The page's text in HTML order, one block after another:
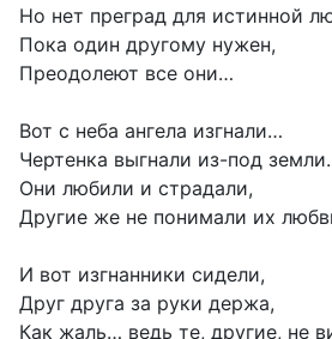
Но нет преград для истинной
Пока один другому нужен,
Преодолеют все они…
Вот с неба ангела изгнали…
Чертенка выгнали из-под
Они любили и страдали,
Другие же не понимали их
И вот изгнанники сидели,
Друг друга за руки держа,
Как жаль… ведь те, другие, не